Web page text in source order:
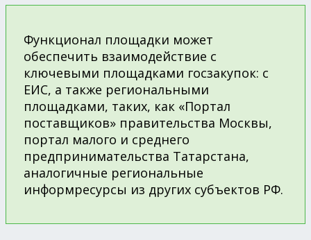
Функционал площадки может
обеспечить взаимодействие с
ключевыми площадками госзакупок: с
ЕИС, а также региональными
площадками, таких, как «Портал
поставщиков» правительства Москвы,
портал малого и среднего
предпринимательства Татарстана,
аналогичные региональные
информресурсы из других субъектов РФ.